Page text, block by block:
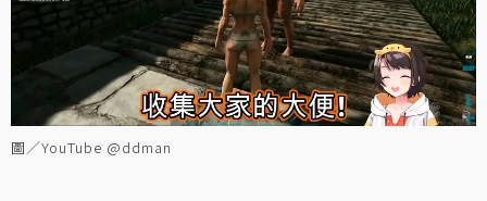
圖／YouTube @ddman